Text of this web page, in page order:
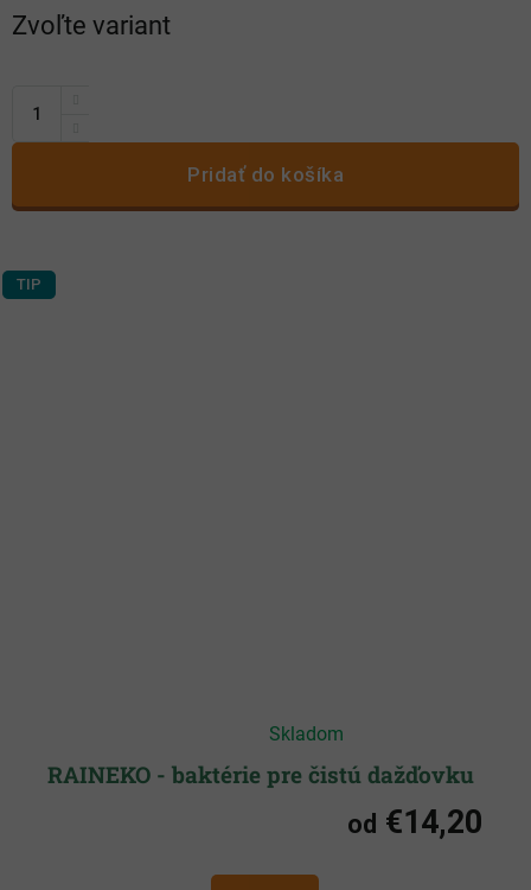
cena:
Zvoľte variant
Pridať do košíka
TIP
RAINEKO - baktérie pre čistú dažďovku
5,0
Skladom
od €14,20